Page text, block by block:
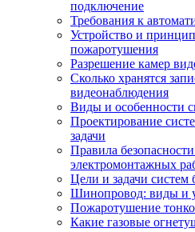
подключение
Требования к
Устройство и
пожаротушения
Разрешение камер
Сколько хранятся
видеонаблюдения
Виды и особенности
Проектирование
задачи
Правила
электромонтажных
Цели и задачи систем
Шинопровод: виды и
Пожаротушение
Какие газовые